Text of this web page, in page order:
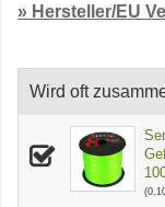
» Hersteller/EU
Wird oft